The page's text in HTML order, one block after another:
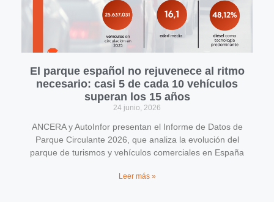
El parque español no rejuvenece al ritmo
necesario: casi 5 de cada 10 vehículos
superan los 15 años
24 junio, 2026
ANCERA y AutoInfor presentan el Informe de Datos de
Parque Circulante 2026, que analiza la evolución del
parque de turismos y vehículos comerciales en España
Leer más »